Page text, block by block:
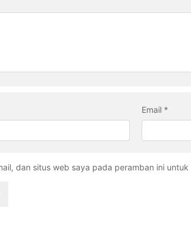
Email *
dan situs web saya pada peramban ini